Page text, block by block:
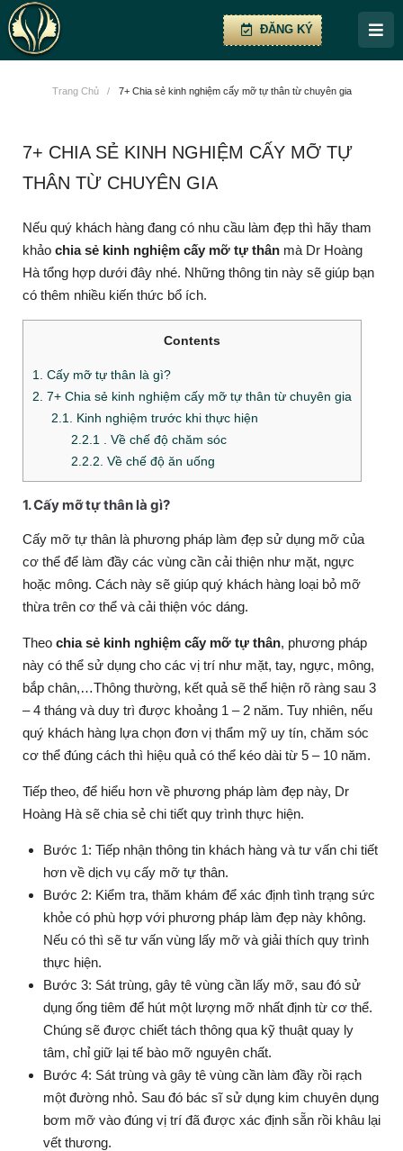
ĐĂNG KÝ
Trang Chủ / 7+ Chia sẻ kinh nghiệm cấy mỡ tự thân từ chuyên gia
7+ CHIA SẺ KINH NGHIỆM CẤY MỠ TỰ
THÂN TỪ CHUYÊN GIA
Nếu quý khách hàng đang có nhu cầu làm đẹp thì hãy tham
khảo chia sẻ kinh nghiệm cấy mỡ tự thân mà Dr Hoàng
Hà tổng hợp dưới đây nhé. Những thông tin này sẽ giúp bạn
có thêm nhiều kiến thức bổ ích.
Contents
1. Cấy mỡ tự thân là gì?
2. 7+ Chia sẻ kinh nghiệm cấy mỡ tự thân từ chuyên gia
2.1. Kinh nghiệm trước khi thực hiện
2.2.1 . Về chế độ chăm sóc
2.2.2. Về chế độ ăn uống
1. Cấy mỡ tự thân là gì?
Cấy mỡ tự thân là phương pháp làm đẹp sử dụng mỡ của
cơ thể để làm đầy các vùng cần cải thiện như mặt, ngực
hoặc mông. Cách này sẽ giúp quý khách hàng loại bỏ mỡ
thừa trên cơ thể và cải thiện vóc dáng.
Theo chia sẻ kinh nghiệm cấy mỡ tự thân, phương pháp
này có thể sử dụng cho các vị trí như mặt, tay, ngực, mông,
bắp chân,…Thông thường, kết quả sẽ thể hiện rõ ràng sau 3
– 4 tháng và duy trì được khoảng 1 – 2 năm. Tuy nhiên, nếu
quý khách hàng lựa chọn đơn vị thẩm mỹ uy tín, chăm sóc
cơ thể đúng cách thì hiệu quả có thể kéo dài từ 5 – 10 năm.
Tiếp theo, để hiểu hơn về phương pháp làm đẹp này, Dr
Hoàng Hà sẽ chia sẻ chi tiết quy trình thực hiện.
Bước 1: Tiếp nhận thông tin khách hàng và tư vấn chi tiết
hơn về dịch vụ cấy mỡ tự thân.
Bước 2: Kiểm tra, thăm khám để xác định tình trạng sức
khỏe có phù hợp với phương pháp làm đẹp này không.
Nếu có thì sẽ tư vấn vùng lấy mỡ và giải thích quy trình
thực hiện.
Bước 3: Sát trùng, gây tê vùng cần lấy mỡ, sau đó sử
dụng ống tiêm để hút một lượng mỡ nhất định từ cơ thể.
Chúng sẽ được chiết tách thông qua kỹ thuật quay ly
tâm, chỉ giữ lại tế bào mỡ nguyên chất.
Bước 4: Sát trùng và gây tê vùng cần làm đầy rồi rạch
một đường nhỏ. Sau đó bác sĩ sử dụng kim chuyên dụng
bơm mỡ vào đúng vị trí đã được xác định sẵn rồi khâu lại
vết thương.